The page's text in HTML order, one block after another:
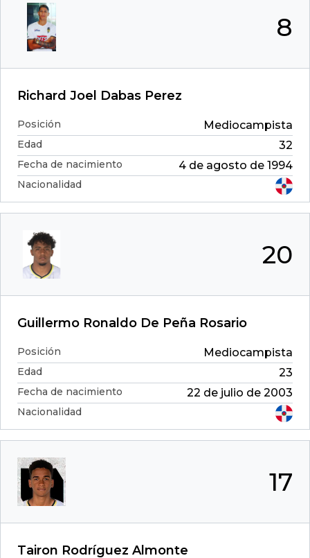
8
Richard Joel Dabas Perez
Posición Mediocampista
Edad 32
Fecha de nacimiento 4 de agosto de 1994
Nacionalidad
20
Guillermo Ronaldo De Peña Rosario
Posición Mediocampista
Edad 23
Fecha de nacimiento 22 de julio de 2003
Nacionalidad
17
Tairon Rodríguez Almonte